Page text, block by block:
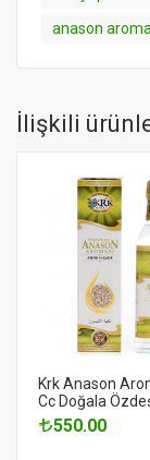
anason
İlişkili
Krk Anason
Cc Doğala
550.00